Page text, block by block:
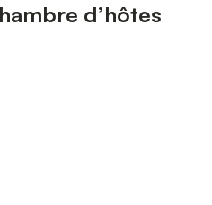
d’hôtes